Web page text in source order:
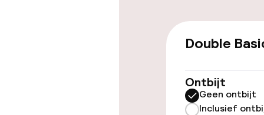
Lift
Zwemmen &
Double
Ontbijt
Geen ontbijt
Inclusief